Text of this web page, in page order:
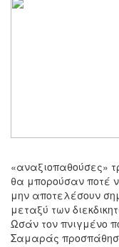
«αναξιοπαθούσες»
θα μπορούσαν ποτέ
μην αποτελέσουν
μεταξύ των
Ωσάν τον πνιγμένο
Σαμαράς